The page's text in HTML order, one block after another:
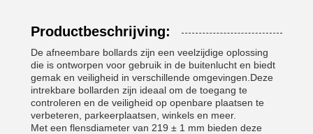
Productbeschrijving:
De afneembare bollards zijn een veelzijdige oplossing
die is ontworpen voor gebruik in de buitenlucht en biedt
gemak en veiligheid in verschillende omgevingen.Deze
intrekbare bollarden zijn ideaal om de toegang te
controleren en de veiligheid op openbare plaatsen te
verbeteren, parkeerplaatsen, winkels en meer.
Met een flensdiameter van 219 ± 1 mm bieden deze